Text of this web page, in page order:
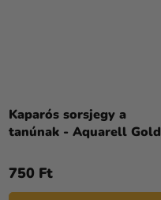
Kaparós sorsjegy a
tanúnak - Aquarell Gold
750 Ft